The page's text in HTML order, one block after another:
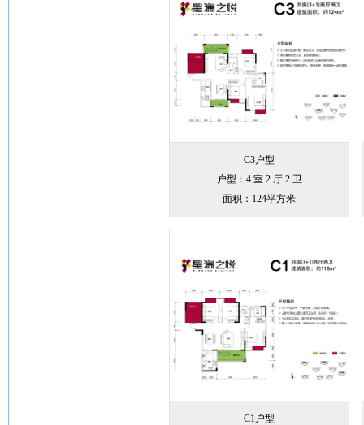
C3户型
户型：4 室 2 厅 2 卫
面积：124平方米
C1户型